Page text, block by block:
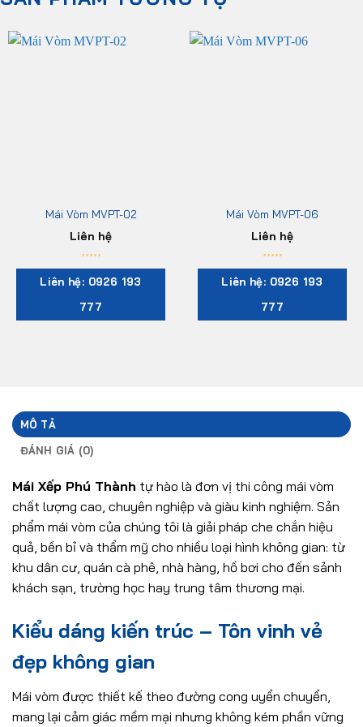
Mái Vòm MVPT-02
Liên hệ
Liên hệ: 0926 193
777
Mái Vòm MVPT-06
Liên hệ
Liên hệ: 0926 193
777
MÔ TẢ
ĐÁNH GIÁ (0)
Mái Xếp Phú Thành tự hào là đơn vị thi công mái vòm
chất lượng cao, chuyên nghiệp và giàu kinh nghiệm. Sản
phẩm mái vòm của chúng tôi là giải pháp che chắn hiệu
quả, bền bỉ và thẩm mỹ cho nhiều loại hình không gian: từ
khu dân cư, quán cà phê, nhà hàng, hồ bơi cho đến sảnh
khách sạn, trường học hay trung tâm thương mại.
Kiểu dáng kiến trúc – Tôn vinh vẻ
đẹp không gian
Mái vòm được thiết kế theo đường cong uyển chuyển,
mang lại cảm giác mềm mại nhưng không kém phần vững